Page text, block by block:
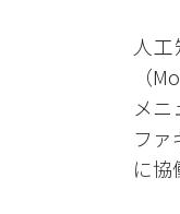
人
（
メ
フ
に協